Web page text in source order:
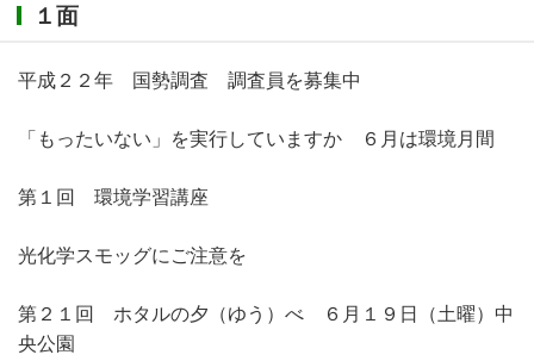
１面
平成２２年 国勢調査 調査員を募集中
「もったいない」を実行していますか ６月は環境月間
第１回 環境学習講座
光化学スモッグにご注意を
第２１回 ホタルの夕（ゆう）べ ６月１９日（土曜）中
央公園